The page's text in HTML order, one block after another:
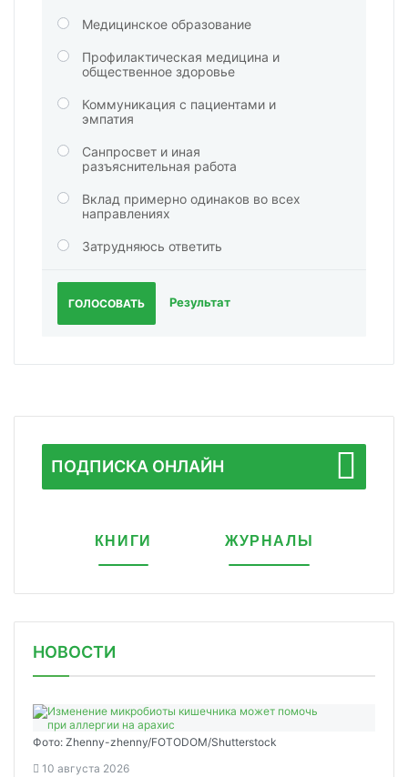
Медицинское образование
Профилактическая медицина и
общественное здоровье
Коммуникация с пациентами и
эмпатия
Санпросвет и иная
разъяснительная работа
Вклад примерно одинаков во всех
направлениях
Затрудняюсь ответить
ГОЛОСОВАТЬ Результат
ПОДПИСКА ОНЛАЙН
КНИГИ ЖУРНАЛЫ
НОВОСТИ
Фото: Zhenny-zhenny/FOTODOM/Shutterstock
10 августа 2026